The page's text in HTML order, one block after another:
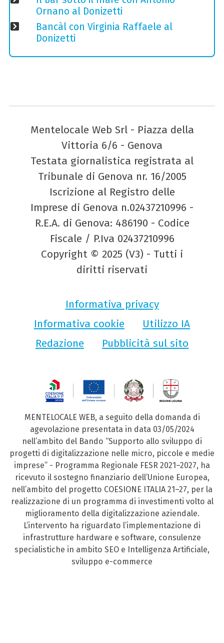
Ornano al Donizetti
Bancàl con Virginia Raffaele al
Donizetti
Mentelocale Web Srl - Piazza della
Vittoria 6/6 - Genova
Testata giornalistica registrata al
Tribunale di Genova nr. 16/2005
Iscrizione al Registro delle
Imprese di Genova n.02437210996 -
R.E.A. di Genova: 486190 - Codice
Fiscale / P.Iva 02437210996
Copyright © 2025 (V3) - Tutti i
diritti riservati
Informativa privacy
Informativa cookie
Utilizzo IA
Redazione
Pubblicità sul sito
MENTELOCALE WEB, a seguito della domanda di
agevolazione presentata in data 03/05/2024
nell’ambito del Bando “Supporto allo sviluppo di
progetti di digitalizzazione nelle micro, piccole e medie
imprese” - Programma Regionale FESR 2021–2027, ha
ricevuto il sostegno finanziario dell’Unione Europea,
nell’ambito del progetto COESIONE ITALIA 21–27, per la
realizzazione di un programma di investimenti volto al
miglioramento della digitalizzazione aziendale.
L’intervento ha riguardato l’implementazione di
infrastrutture hardware e software, consulenze
specialistiche in ambito SEO e Intelligenza Artificiale,
sviluppo e-commerce